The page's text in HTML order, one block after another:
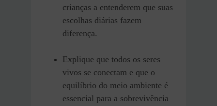
crianças a entenderem que suas
escolhas diárias fazem
diferença.
Explique que todos os seres
vivos se conectam e que o
equilíbrio do meio ambiente é
essencial para a sobrevivência